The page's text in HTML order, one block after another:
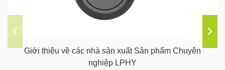
Giới thiệu về các nhà sản xuất Sản phẩm Chuyên
nghiệp LPHY